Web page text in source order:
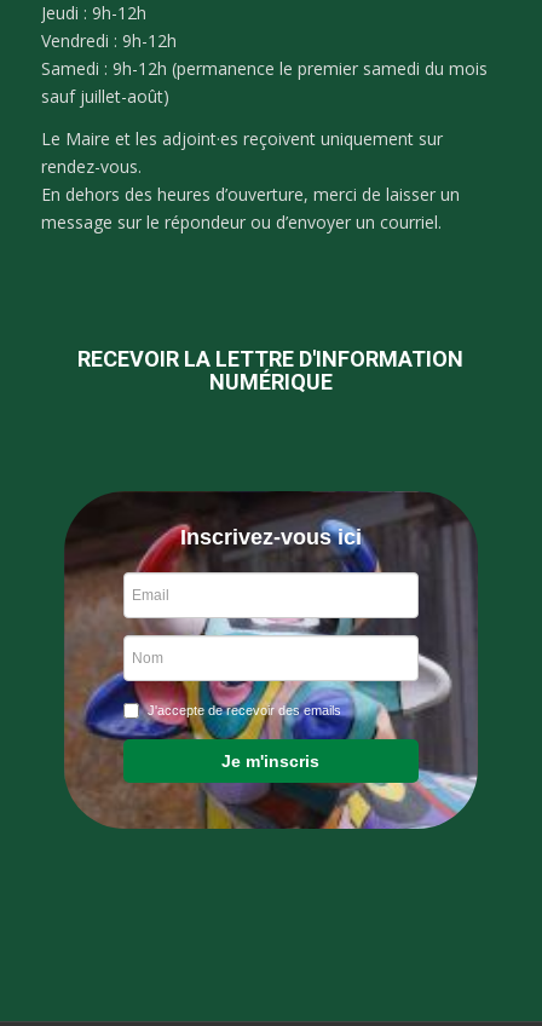
Jeudi : 9h-12h
Vendredi : 9h-12h
Samedi : 9h-12h (permanence le premier samedi du mois
sauf juillet-août)
Le Maire et les adjoint·es reçoivent uniquement sur
rendez-vous.
En dehors des heures d’ouverture, merci de laisser un
message sur le répondeur ou d’envoyer un courriel.
RECEVOIR LA LETTRE D'INFORMATION
NUMÉRIQUE
Inscrivez-vous ici
J'accepte de recevoir des emails
Je m'inscris